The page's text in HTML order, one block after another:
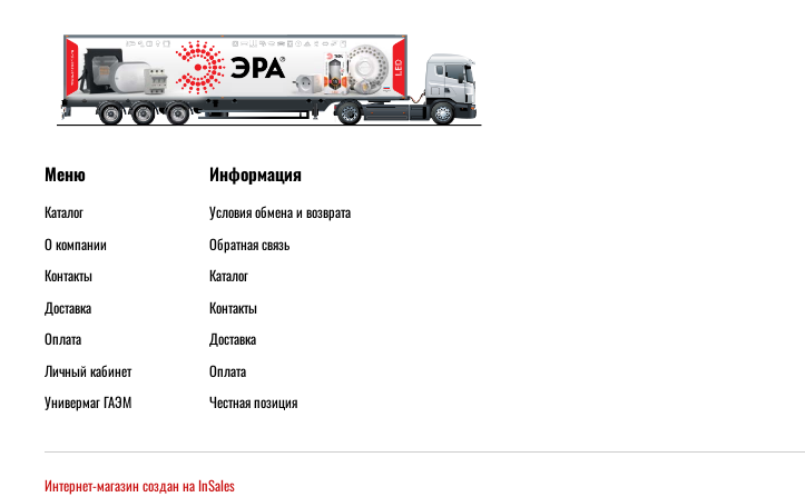
Меню
Каталог
О компании
Контакты
Доставка
Оплата
Личный кабинет
Универмаг ГАЭМ
Информация
Условия обмена и возврата
Обратная связь
Каталог
Контакты
Доставка
Оплата
Честная позиция
Интернет-магазин создан на InSales